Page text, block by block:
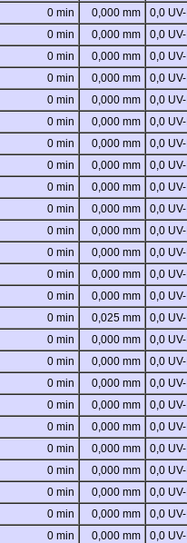
0 min 0,000 mm 0,0 UV-I
0 min 0,000 mm 0,0 UV-I
0 min 0,000 mm 0,0 UV-I
0 min 0,000 mm 0,0 UV-I
0 min 0,000 mm 0,0 UV-I
0 min 0,000 mm 0,0 UV-I
0 min 0,000 mm 0,0 UV-I
0 min 0,000 mm 0,0 UV-I
0 min 0,000 mm 0,0 UV-I
0 min 0,000 mm 0,0 UV-I
0 min 0,000 mm 0,0 UV-I
0 min 0,000 mm 0,0 UV-I
0 min 0,000 mm 0,0 UV-I
0 min 0,000 mm 0,0 UV-I
0 min 0,025 mm 0,0 UV-I
0 min 0,000 mm 0,0 UV-I
0 min 0,000 mm 0,0 UV-I
0 min 0,000 mm 0,0 UV-I
0 min 0,000 mm 0,0 UV-I
0 min 0,000 mm 0,0 UV-I
0 min 0,000 mm 0,0 UV-I
0 min 0,000 mm 0,0 UV-I
0 min 0,000 mm 0,0 UV-I
0 min 0,000 mm 0,0 UV-I
0 min 0,000 mm 0,0 UV-I